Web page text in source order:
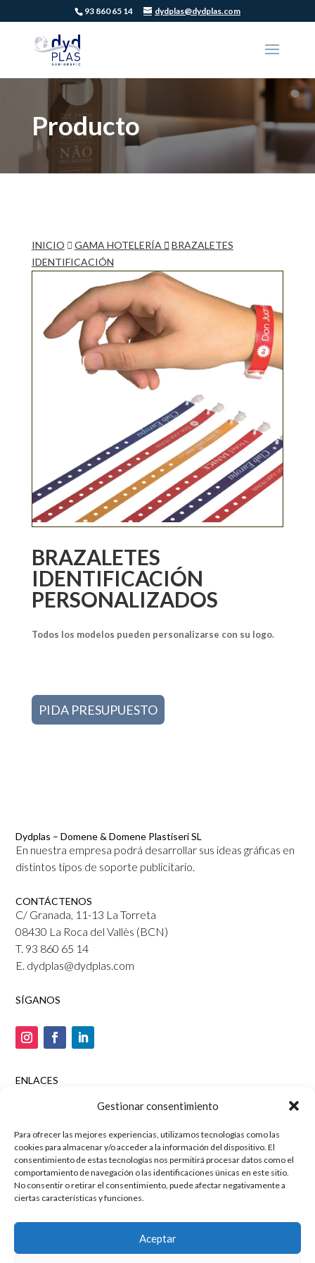
Gestionar consentimiento
Para ofrecer las mejores experiencias, utilizamos tecnologías como las
cookies para almacenar y/o acceder a la información del dispositivo. El
consentimiento de estas tecnologías nos permitirá procesar datos como el
comportamiento de navegación o las identificaciones únicas en este sitio.
No consentir o retirar el consentimiento, puede afectar negativamente a
ciertas características y funciones.
Aceptar
93 860 65 14 dydplas@dydplas.com
Producto
INICIO GAMA HOTELERÍA
BRAZALETES
IDENTIFICACIÓN
BRAZALETES
IDENTIFICACIÓN
PERSONALIZADOS
Todos los modelos pueden personalizarse con su logo.
PIDA PRESUPUESTO
Dydplas – Domene & Domene Plastiseri SL
En nuestra empresa podrá desarrollar sus ideas gráficas en
distintos tipos de soporte publicitario.
CONTÁCTENOS
C/ Granada, 11-13 La Torreta
08430 La Roca del Vallès (BCN)
T. 93 860 65 14
E. dydplas@dydplas.com
SÍGANOS
ENLACES
Política de privacidad
Política de cookies
Marketing digital y posicionamiento porAgencia SEO
Mussara.com